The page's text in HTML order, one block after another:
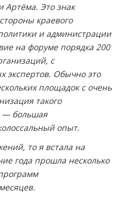
Артёма. Это знак
краевого
и администрации
на форуме порядка 200
с
экспертов. Обычно это
площадок с очень
такого
— большая
опыт.
то я встала на
года прошла несколько